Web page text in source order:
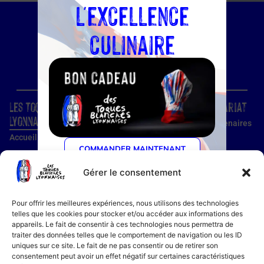
Gérer le consentement
Pour offrir les meilleures expériences, nous utilisons des technologies
telles que les cookies pour stocker et/ou accéder aux informations des
appareils. Le fait de consentir à ces technologies nous permettra de
traiter des données telles que le comportement de navigation ou les ID
uniques sur ce site. Le fait de ne pas consentir ou de retirer son
consentement peut avoir un effet négatif sur certaines caractéristiques
Partenariat
Nos partenaires
Devenir
partenaire
Devenir membre
Les Toques Blanches
Lyonnaises
Accueil
Guide établissements
Notre histoire
Bon cadeau
Recettes
Actualités
Site
Condition d'utilisation
Confidentialité
Mentions légales
l'excellence
culinaire
COMMANDER MAINTENANT